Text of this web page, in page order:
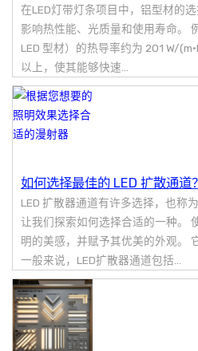
在LED灯带灯条项目中，铝型材的
影响热性能、光质量和使用寿命。
LED 型材）的热导率约为 201 W/
以上，使其能够快速...
如何选择最佳的 LED 扩散通道？
LED 扩散器通道有许多选择，也称
让我们探索如何选择合适的一种。
明的美感，并赋予其优美的外观。
一般来说，LED扩散器通道包括...